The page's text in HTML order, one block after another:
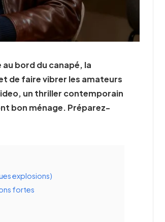
bord du canapé, la
de faire vibrer les amateurs
un thriller contemporain
bon ménage. Préparez-
explosions)
fortes